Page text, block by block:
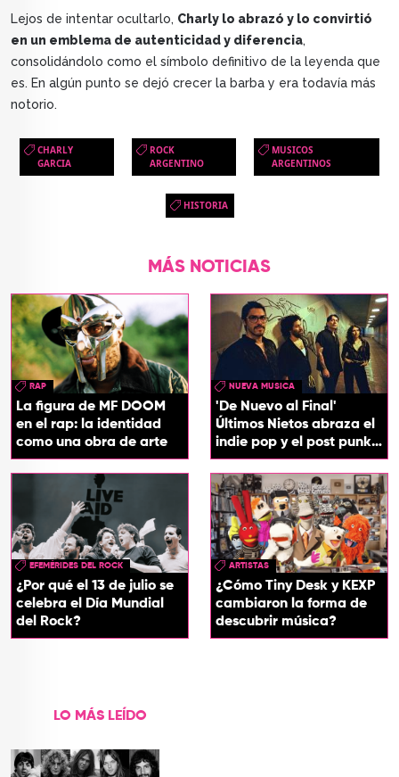
Lejos de intentar ocultarlo, Charly lo abrazó y lo convirtió
en un emblema de autenticidad y diferencia,
consolidándolo como el símbolo definitivo de la leyenda que
es. En algún punto se dejó crecer la barba y era todavía más
notorio.
CHARLY
GARCIA
ROCK
ARGENTINO
MUSICOS
ARGENTINOS
HISTORIA
MÁS NOTICIAS
RAP
La figura de MF DOOM
en el rap: la identidad
como una obra de arte
NUEVA MUSICA
'De Nuevo al Final'
Últimos Nietos abraza el
indie pop y el post punk
en su nuevo EP
EFEMÉRIDES DEL ROCK
¿Por qué el 13 de julio se
celebra el Día Mundial
del Rock?
ARTISTAS
¿Cómo Tiny Desk y KEXP
cambiaron la forma de
descubrir música?
LO MÁS LEÍDO